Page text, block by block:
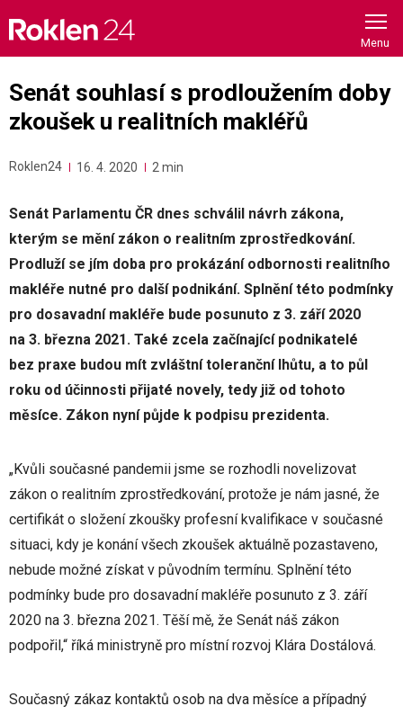
content
Senát souhlasí s prodloužením doby
zkoušek u realitních makléřů
Roklen24 16. 4. 2020 2 min
Senát Parlamentu ČR dnes schválil návrh zákona,
kterým se mění zákon o realitním zprostředkování.
Prodluží se jím doba pro prokázání odbornosti realitního
makléře nutné pro další podnikání. Splnění této podmínky
pro dosavadní makléře bude posunuto z 3. září 2020
na 3. března 2021. Také zcela začínající podnikatelé
bez praxe budou mít zvláštní toleranční lhůtu, a to půl
roku od účinnosti přijaté novely, tedy již od tohoto
měsíce. Zákon nyní půjde k podpisu prezidenta.
„Kvůli současné pandemii jsme se rozhodli novelizovat
zákon o realitním zprostředkování, protože je nám jasné, že
certifikát o složení zkoušky profesní kvalifikace v současné
situaci, kdy je konání všech zkoušek aktuálně pozastaveno,
nebude možné získat v původním termínu. Splnění této
podmínky bude pro dosavadní makléře posunuto z 3. září
2020 na 3. března 2021. Těší mě, že Senát náš zákon
podpořil,“ říká ministryně pro místní rozvoj Klára Dostálová.
Současný zákaz kontaktů osob na dva měsíce a případný